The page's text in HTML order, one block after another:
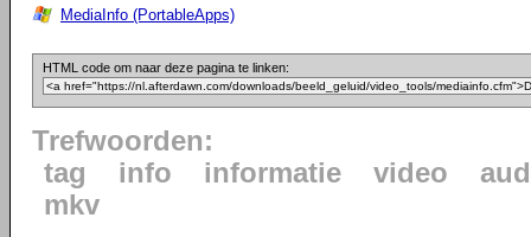
MediaInfo (PortableApps)
HTML code om naar deze pagina te linken:
Trefwoorden:
tag
info informatie video
mkv